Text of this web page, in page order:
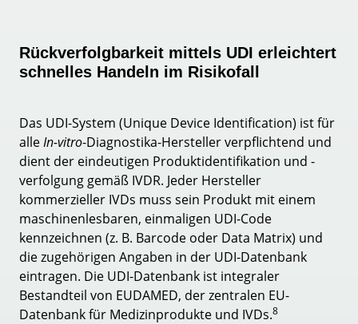
Rückverfolgbarkeit mittels UDI erleichtert
schnelles Handeln im Risikofall
Das UDI-System (Unique Device Identification) ist für
alleIn-vitro-Diagnostika-Hersteller verpflichtend und
dient der eindeutigen Produktidentifikation und -
verfolgung gemäß IVDR. Jeder Hersteller
kommerzieller IVDs muss sein Produkt mit einem
maschinenlesbaren, einmaligen UDI-Code
kennzeichnen (z. B. Barcode oder Data Matrix) und
die zugehörigen Angaben in der UDI-Datenbank
eintragen. Die UDI-Datenbank ist integraler
Bestandteil von EUDAMED, der zentralen EU-
Datenbank für Medizinprodukte und IVDs.8